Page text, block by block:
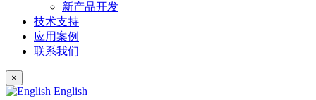
新产品开发
技术支持
应用案例
联系我们
×
English